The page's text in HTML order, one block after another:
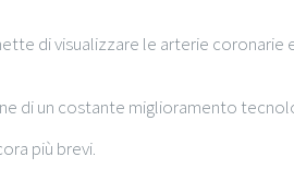
di visualizzare le arterie
di un costante miglioramento
più brevi.